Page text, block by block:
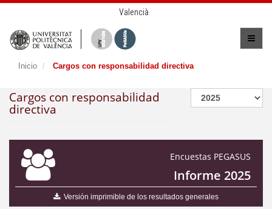
Valencià
Inicio Cargos con responsabilidad directiva
Cargos con responsabilidad
directiva
Encuestas PEGASUS
Informe 2025
Versión imprimible de los resultados generales